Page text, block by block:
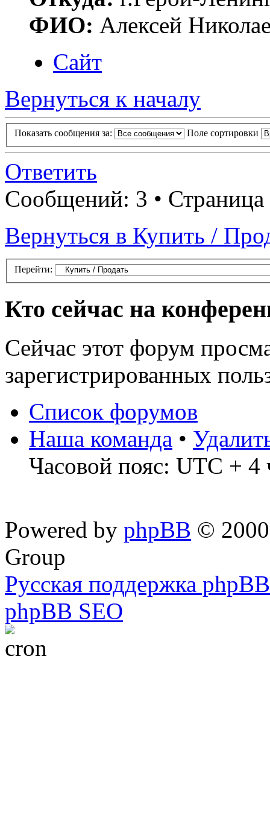
ФИО: Алексей
Сайт
Вернуться к началу
Показать сообщения за: Поле сортировки
Ответить
Сообщений: 3 • Страница
Вернуться в Купить /
Перейти:
Кто сейчас на
Сейчас этот форум
зарегистрированных
Список форумов
Наша команда •
Часовой пояс: UTC + 4
Powered by phpBB ©
Group
Русская поддержка phpBB
phpBB SEO